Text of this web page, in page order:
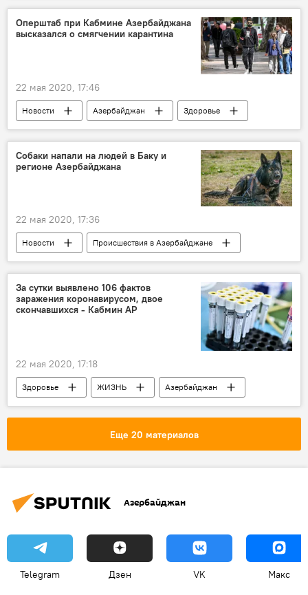
Коронавирус
медики
врач
смерть
Оперштаб при Кабмине Азербайджана
высказался о смягчении карантина
22 мая 2020, 17:46
Новости Азербайджан
Здоровье
ЖИЗНЬ
Собаки напали на людей в Баку и
регионе Азербайджана
22 мая 2020, 17:36
Новости
Происшествия в Азербайджане
Происшествия
ЖИЗНЬ
Азербайджан
собаки
За сутки выявлено 106 фактов
заражения коронавирусом, двое
скончавшихся - Кабмин АР
22 мая 2020, 17:18
Здоровье ЖИЗНЬ
Азербайджан
Новости
Коронавирус
Еще 20 материалов
Азербайджан
Telegram Дзен VK Макс